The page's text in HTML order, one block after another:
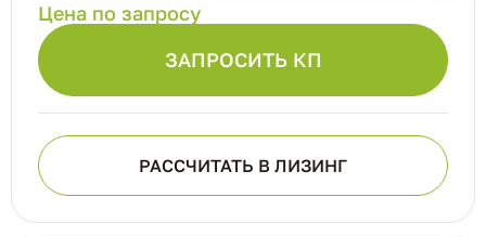
ЗАПРОСИТЬ КП
Цена по запросу
РАССЧИТАТЬ В ЛИЗИНГ